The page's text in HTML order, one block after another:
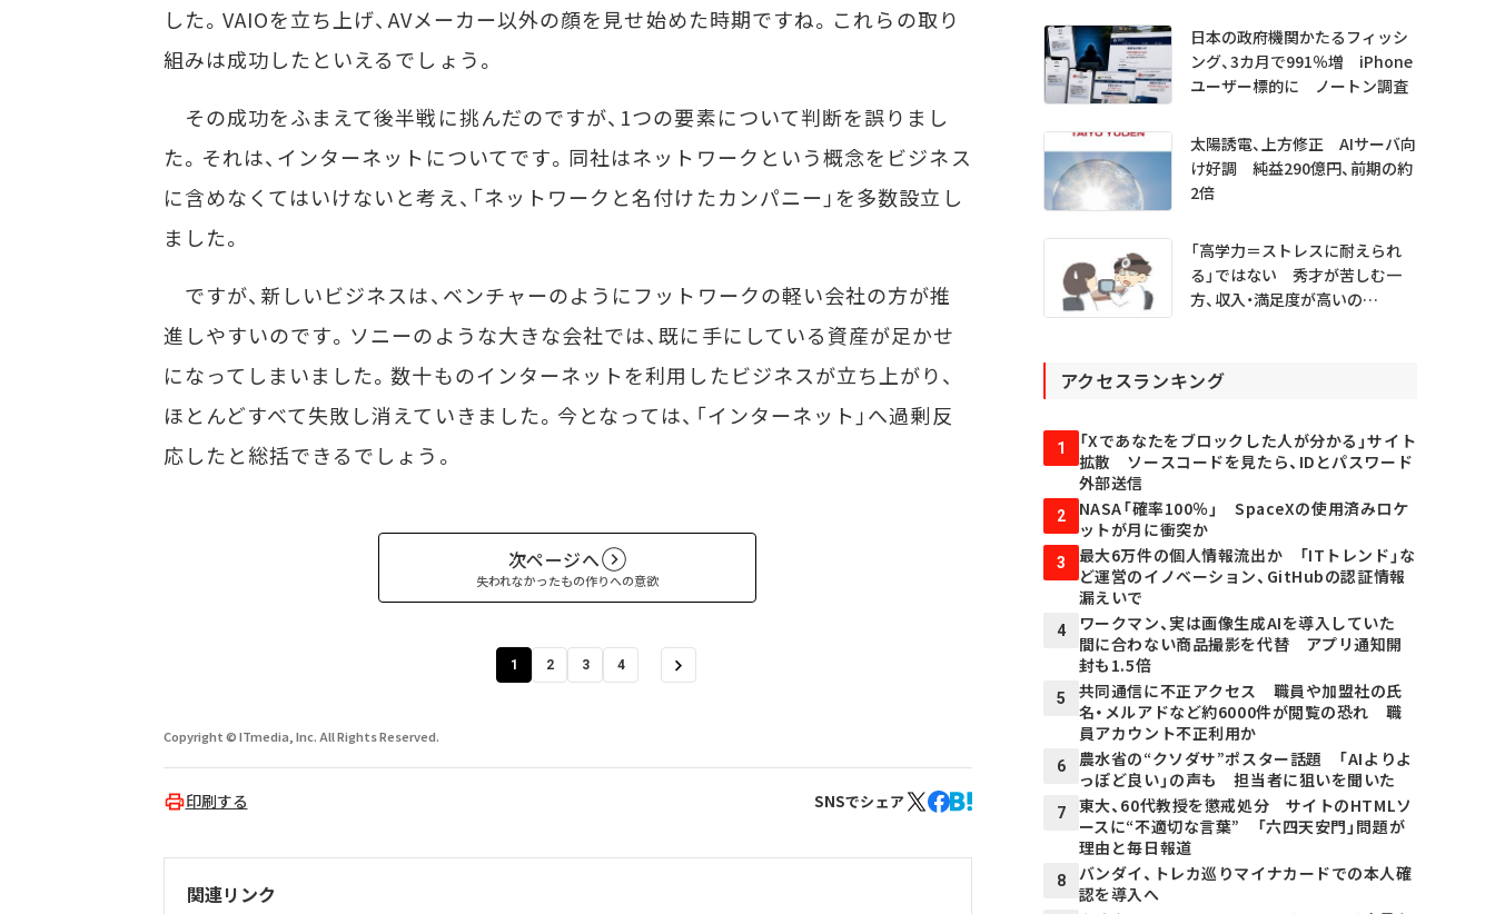
した。VAIOを立ち上げ、AVメーカー以外の顔を見せ始めた時期ですね。これらの取り
組みは成功したといえるでしょう。
その成功をふまえて後半戦に挑んだのですが、1つの要素について判断を誤りまし
た。それは、インターネットについてです。同社はネットワークという概念をビジネス
に含めなくてはいけないと考え、「ネットワークと名付けたカンパニー」を多数設立し
ました。
ですが、新しいビジネスは、ベンチャーのようにフットワークの軽い会社の方が推
進しやすいのです。ソニーのような大きな会社では、既に手にしている資産が足かせ
になってしまいました。数十ものインターネットを利用したビジネスが立ち上がり、
ほとんどすべて失敗し消えていきました。今となっては、「インターネット」へ過剰反
応したと総括できるでしょう。
次ページへ
失われなかったもの作りへの意欲
1 2 3 4
Copyright © ITmedia, Inc. All Rights Reserved.
印刷する SNSでシェア
関連リンク
日本の政府機関かたるフィッシ
ング、3カ月で991％増 iPhone
ユーザー標的に ノートン調査
太陽誘電、上方修正 AIサーバ向
け好調 純益290億円、前期の約
2倍
「高学力＝ストレスに耐えられ
る」ではない 秀才が苦しむ一
方、収入・満足度が高いの
アクセスランキング
1
「Xであなたをブロックした人が分かる」サイト
拡散 ソースコードを見たら、IDとパスワード
外部送信
2
NASA「確率100％」 SpaceXの使用済みロケ
ットが月に衝突か
3
最大6万件の個人情報流出か 「ITトレンド」な
ど運営のイノベーション、GitHubの認証情報
漏えいで
4
ワークマン、実は画像生成AIを導入していた
間に合わない商品撮影を代替 アプリ通知開
封も1.5倍
5
共同通信に不正アクセス 職員や加盟社の氏
名・メルアドなど約6000件が閲覧の恐れ 職
員アカウント不正利用か
6
農水省の“クソダサ”ポスター話題 「AIよりよ
っぽど良い」の声も 担当者に狙いを聞いた
7
東大、60代教授を懲戒処分 サイトのHTMLソ
ースに“不適切な言葉” 「六四天安門」問題が
理由と毎日報道
8
バンダイ、トレカ巡りマイナカードでの本人確
認を導入へ